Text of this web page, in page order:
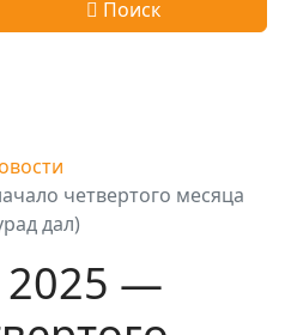
Поиск
четвертого месяца
дал)
2025 —